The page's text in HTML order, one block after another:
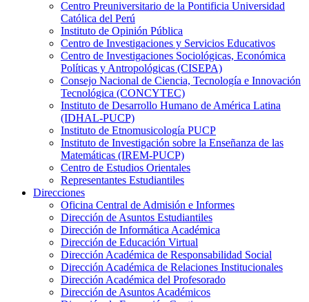
Centro Preuniversitario de la Pontificia Universidad
Católica del Perú
Instituto de Opinión Pública
Centro de Investigaciones y Servicios Educativos
Centro de Investigaciones Sociológicas, Económica
Políticas y Antropológicas (CISEPA)
Consejo Nacional de Ciencia, Tecnología e Innovación
Tecnológica (CONCYTEC)
Instituto de Desarrollo Humano de América Latina
(IDHAL-PUCP)
Instituto de Etnomusicología PUCP
Instituto de Investigación sobre la Enseñanza de las
Matemáticas (IREM-PUCP)
Centro de Estudios Orientales
Representantes Estudiantiles
Direcciones
Oficina Central de Admisión e Informes
Dirección de Asuntos Estudiantiles
Dirección de Informática Académica
Dirección de Educación Virtual
Dirección Académica de Responsabilidad Social
Dirección Académica de Relaciones Institucionales
Dirección Académica del Profesorado
Dirección de Asuntos Académicos